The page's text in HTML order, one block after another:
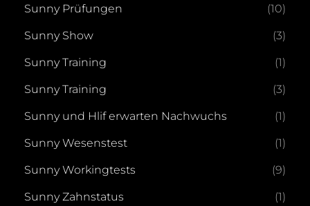
Sunny Prüfungen (10)
Sunny Show (3)
Sunny Training (1)
Sunny Training (3)
Sunny und Hlif erwarten Nachwuchs (1)
Sunny Wesenstest (1)
Sunny Workingtests (9)
Sunny Zahnstatus (1)